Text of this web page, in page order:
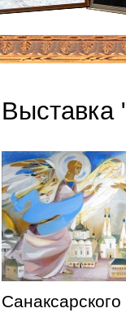
Выставка